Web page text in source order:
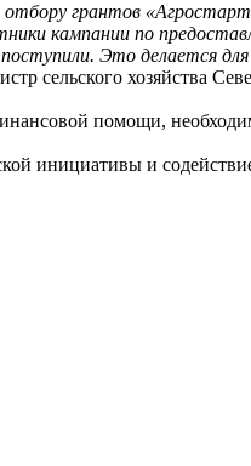
отбору грантов
кампании по
Это делается
сельского хозяйства
помощи,
инициативы и